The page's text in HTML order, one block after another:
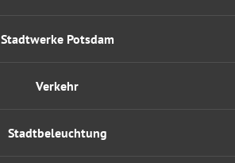
Stadtwerke Potsdam
Verkehr
Stadtbeleuchtung